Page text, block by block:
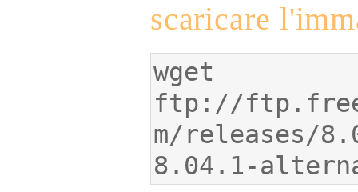
scaricare
wget
ftp://
m/releases/
8.04.1-